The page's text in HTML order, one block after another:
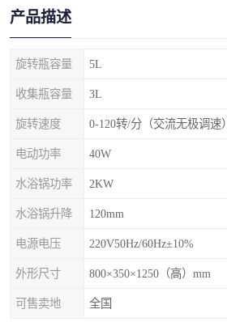
产品描述
旋转瓶容量 5L
收集瓶容量 3L
旋转速度 0-120转/分（交流无极调速）
电动功率 40W
水浴锅功率 2KW
水浴锅升降 120mm
电源电压 220V50Hz/60Hz±10%
外形尺寸 800×350×1250（高）mm
可售卖地 全国